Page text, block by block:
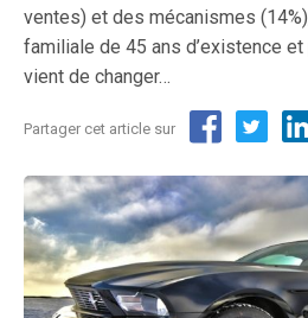
ventes) et des mécanismes
familiale de 45 ans d’existence
vient de changer…
Partager cet article sur